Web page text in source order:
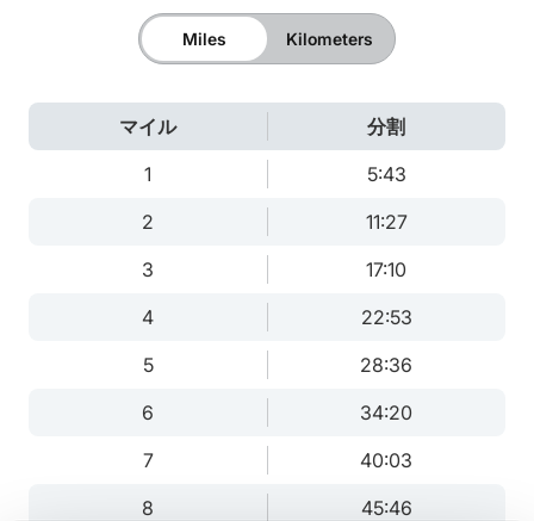
Miles Kilometers
マイル
分割
1
5:43
2
11:27
3
17:10
4
22:53
5
28:36
6
34:20
7
40:03
8
45:46